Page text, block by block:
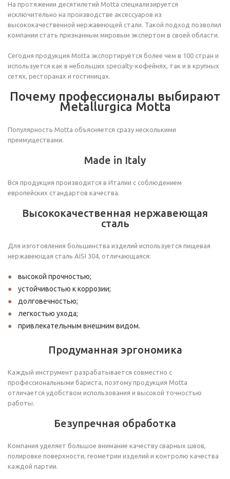
На протяжении десятилетий Motta специализируется
исключительно на производстве аксессуаров из
высококачественной нержавеющей стали. Такой подход позволил
компании стать признанным мировым экспертом в своей области.
Сегодня продукция Motta экспортируется более чем в 100 стран и
используется как в небольших specialty-кофейнях, так и в крупных
сетях, ресторанах и гостиницах.
Почему профессионалы выбирают
Metallurgica Motta
Популярность Motta объясняется сразу несколькими
преимуществами.
Made in Italy
Вся продукция производится в Италии с соблюдением
европейских стандартов качества.
Высококачественная нержавеющая
сталь
Для изготовления большинства изделий используется пищевая
нержавеющая сталь AISI 304, отличающаяся:
высокой прочностью;
устойчивостью к коррозии;
долговечностью;
легкостью ухода;
привлекательным внешним видом.
Продуманная эргономика
Каждый инструмент разрабатывается совместно с
профессиональными бариста, поэтому продукция Motta
отличается удобством использования и высокой точностью
работы.
Безупречная обработка
Компания уделяет большое внимание качеству сварных швов,
полировке поверхности, геометрии изделий и контролю качества
каждой партии.